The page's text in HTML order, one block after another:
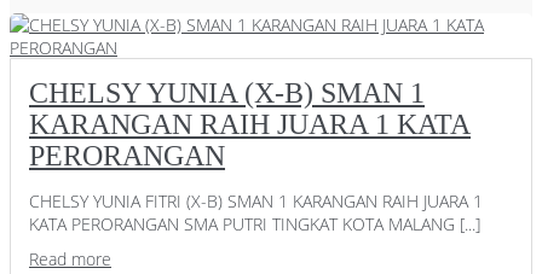
CHELSY YUNIA (X-B) SMAN 1
KARANGAN RAIH JUARA 1 KATA
PERORANGAN
CHELSY YUNIA FITRI (X-B) SMAN 1 KARANGAN RAIH JUARA 1
KATA PERORANGAN SMA PUTRI TINGKAT KOTA MALANG [...]
Read more